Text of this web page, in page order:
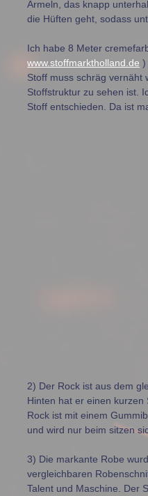
Ärmeln, das knapp
die Hüften geht, sodass
Ich habe 8 Meter
www.stoffmarktholland.de )
Stoff muss schräg vernäht
Stoffstruktur zu sehen ist.
Stoff entschieden. Da ist
2) Der Rock ist aus dem
Hinten hat er einen
Rock ist mit einem
und wird nur beim sitzen
3) Die markante Robe
vergleichbaren
Talent und Maschine. Der